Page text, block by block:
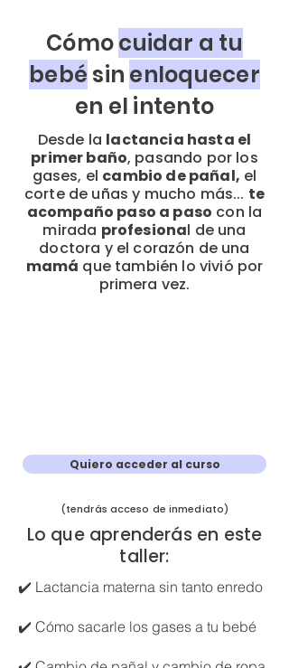
Cómocuidar a tu
bebé sin enloquecer
en el intento
Desde la lactancia hasta el
primer baño, pasando por los
gases, el cambio de pañal, el
corte de uñas y mucho más... te
acompaño paso a paso con la
mirada profesional de una
doctora y el corazón de una
mamá que también lo vivió por
primera vez.
Quiero acceder al curso
(tendrás acceso de inmediato)
Lo que aprenderás en este
taller:
✔️ Lactancia materna sin tanto enredo
✔️ Cómo sacarle los gases a tu bebé